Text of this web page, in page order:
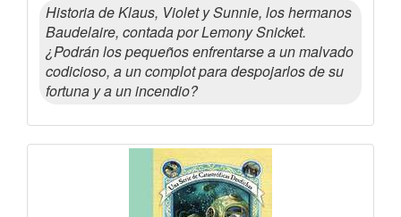
Historia de Klaus, Violet y Sunnie, los hermanos
Baudelaire, contada por Lemony Snicket.
¿Podrán los pequeños enfrentarse a un malvado
codicioso, a un complot para despojarlos de su
fortuna y a un incendio?